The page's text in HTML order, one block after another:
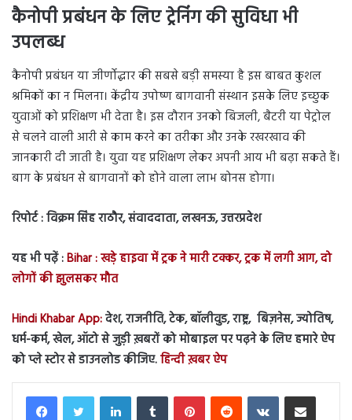
कैनोपी प्रबंधन के लिए ट्रेनिंग की सुविधा भी
उपलब्ध
कैनोपी प्रबंधन या जीर्णोद्धार की सबसे बड़ी समस्या है इस बाबत कुशल
श्रमिकों का न मिलना। केंद्रीय उपोष्ण बागवानी संस्थान इसके लिए इच्छुक
युवाओं को प्रशिक्षण भी देता है। इस दौरान उनको बिजली, बैटरी या पेट्रोल
से चलने वाली आरी से काम करने का तरीका और उनके रखरखाव की
जानकारी दी जाती है। युवा यह प्रशिक्षण लेकर अपनी आय भी बढ़ा सकते हैं।
बाग के प्रबंधन से बागवानों को होने वाला लाभ बोनस होगा।
रिपोर्ट : विक्रम सिंह राठौर, संवाददाता, लखनऊ, उत्तरप्रदेश
यह भी पढ़ें :Bihar : खड़े हाइवा में ट्रक ने मारी टक्कर, ट्रक में लगी आग, दो
लोगों की झुलसकर मौत
Hindi Khabar App:देश, राजनीति, टेक, बॉलीवुड, राष्ट्र, बिज़नेस, ज्योतिष,
धर्म-कर्म, खेल, ऑटो से जुड़ी ख़बरों को मोबाइल पर पढ़ने के लिए हमारे ऐप
को प्ले स्टोर से डाउनलोड कीजिए.हिन्दी ख़बर ऐप
LinkedInTumblr PinterestReddit VKontakteShare via Email